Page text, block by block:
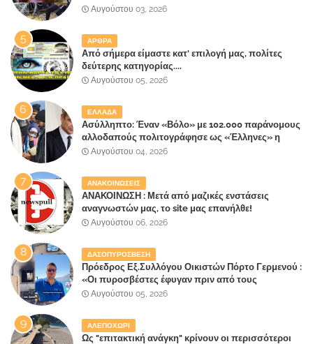
κάνει τη σύντροφό του χριστιανή»
Αυγούστου 03, 2026
ΑΡΘΡΑ
Από σήμερα είμαστε κατ' επιλογή μας, πολίτες
δεύτερης κατηγορίας....
Αυγούστου 05, 2026
ΕΛΛΑΔΑ
Ασύλληπτο: Έναν «Βόλο» με 102.000 παράνομους
αλλοδαπούς πολιτογράφησε ως «Έλληνες» η
κυβέρνηση!
Αυγούστου 04, 2026
ΑΝΑΚΟΙΝΩΣΕΙΣ
ΑΝΑΚΟΙΝΩΣΗ : Μετά από μαζικές ενστάσεις
αναγνωστών μας, το site μας επανήλθε!
Αυγούστου 06, 2026
ΔΑΣΟΠΥΡΟΣΒΕΣΗ
Πρόεδρος Εξ.Συλλόγου Οικιστών Πόρτο Γερμενού :
«Οι πυροσβέστες έφυγαν πριν από τους
κατοίκους»
Αυγούστου 05, 2026
ΑΛΕΠΟΧΩΡΙ
Ως "επιτακτική ανάγκη" κρίνουν οι περισσότεροι